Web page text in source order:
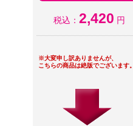
税込： 2,420 円
※大変申し訳ありませんが、
こちらの商品は絶版でございます。